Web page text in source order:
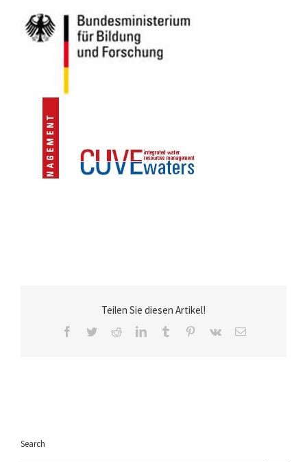
Teilen Sie diesen Artikel!
Facebook
TwitterRedditLinkedInTumblr Pinterest
Vk
E-
Search